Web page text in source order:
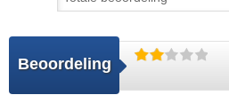
Beoordeling